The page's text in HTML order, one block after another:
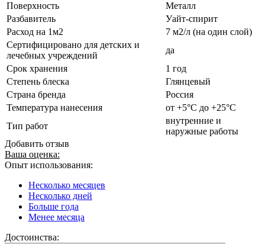
Поверхность
Металл
Разбавитель
Уайт-спирит
Расход на 1м2
7 м2/л (на один слой)
Сертифицировано для детских и
лечебных учреждений
да
Срок хранения
1 год
Степень блеска
Глянцевый
Страна бренда
Россия
Температура нанесения
от +5°С до +25°С
Тип работ
внутренние и
наружные работы
Добавить отзыв
Ваша оценка:
Опыт использования:
Несколько месяцев
Несколько дней
Больше года
Менее месяца
Достоинства: